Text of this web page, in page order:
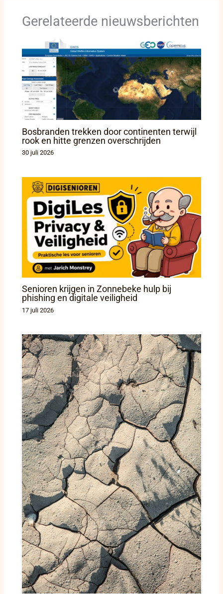
Gerelateerde nieuwsberichten
Bosbranden trekken door continenten terwijl
rook en hitte grenzen overschrijden
30 juli 2026
Senioren krijgen in Zonnebeke hulp bij
phishing en digitale veiligheid
17 juli 2026